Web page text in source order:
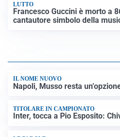
LUTTO
Francesco Guccini è morto a
cantautore simbolo della
IL NOME NUOVO
Napoli, Musso resta
TITOLARE IN CAMPIONATO
Inter, tocca a Pio Esposito: